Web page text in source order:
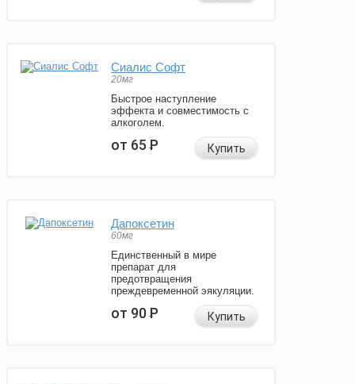
Сиалис Софт
20мг
Быстрое наступление
эффекта и совместимость с
алкоголем.
от 65Р Купить
Дапоксетин
60мг
Единственный в мире
препарат для
предотвращения
преждевременной эякуляции.
от 90Р Купить